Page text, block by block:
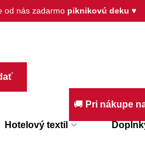
od nás zadarmo piknikovú deku ♥
Hotelový textil
🚚 Pri nákupe